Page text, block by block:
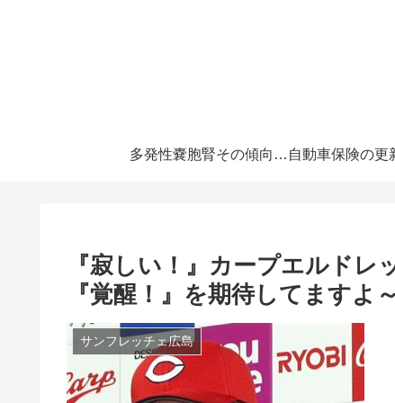
多発性嚢胞腎その傾向と対策！大切な『寿命』を伸ばすには早めの処置が必須です！
『寂しい！』カープエルド
『覚醒！』を期待してますよ
サンフレッチェ広島